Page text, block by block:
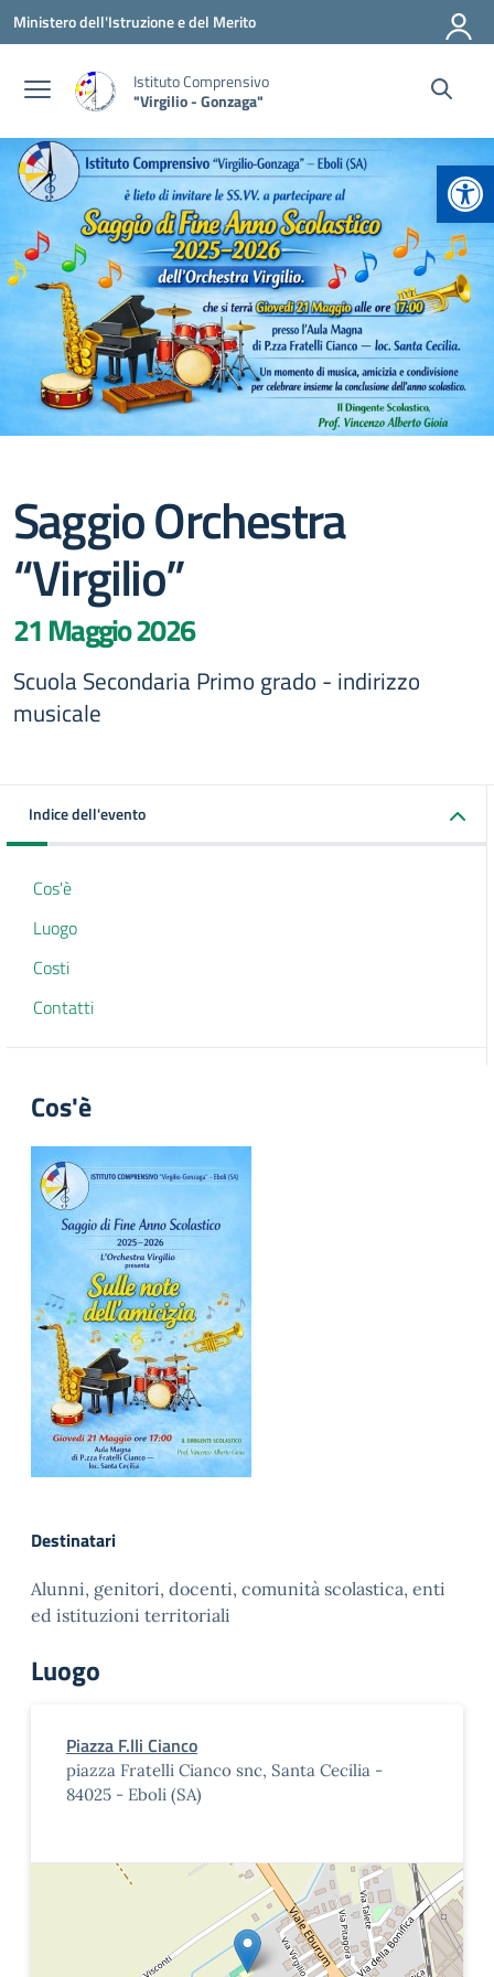
Vai ai contenuti
Vai al menu di navigazione
Vai al footer
Ministero dell'Istruzione e del Merito
Istituto Comprensivo
"Virgilio - Gonzaga"
Saggio Orchestra
“Virgilio”
21 Maggio 2026
Scuola Secondaria Primo grado - indirizzo
musicale
Indice dell'evento
Cos'è
Luogo
Costi
Contatti
Cos'è
Destinatari
Alunni, genitori, docenti, comunità scolastica, enti
ed istituzioni territoriali
Luogo
Piazza F.lli Cianco
piazza Fratelli Cianco snc, Santa Cecilia -
84025 - Eboli (SA)